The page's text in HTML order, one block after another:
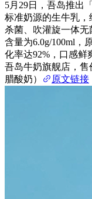
5月29日，吾岛推出
标准奶源的生牛乳，
杀菌、吹灌旋一体
含量为6.0g/100ml，
化率达92%，口感鲜
吾岛牛奶旗舰店，售
腊酸奶）
原文链接